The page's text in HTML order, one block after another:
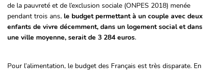
de la pauvreté et de l’exclusion sociale (ONPES 2018) menée
pendant trois ans, le budget permettant à un couple avec deux
enfants de vivre décemment, dans un logement social et dans
une ville moyenne, serait de 3 284 euros.
Pour l’alimentation, le budget des Français est très disparate. En